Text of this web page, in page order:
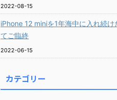
2022-08-15
iPhone 12 miniを1年海中に入れ続け
てご臨終
2022-06-15
カテゴリー